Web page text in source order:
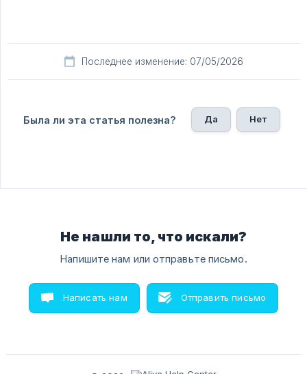
Последнее изменение: 07/05/2026
Была ли эта статья полезна? Да Нет
Не нашли то, что искали?
Напишите нам или отправьте письмо.
Написать нам Отправить письмо